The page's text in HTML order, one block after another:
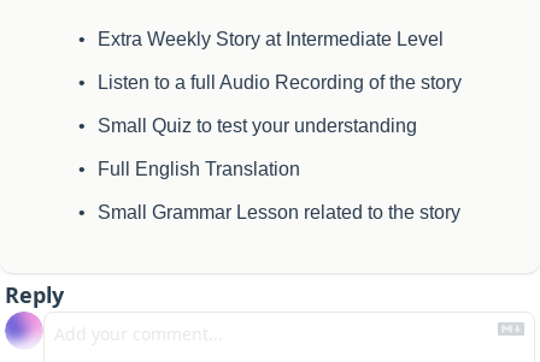
Extra Weekly Story at Intermediate Level
Listen to a full Audio Recording of the story
Small Quiz to test your understanding
Full English Translation
Small Grammar Lesson related to the story
Reply